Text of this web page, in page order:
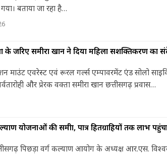
बताया जा रहा है…
के जरिए समीरा खान ने दिया महिला सशक्तिकरण का
माउंट एवरेस्ट एवं रूरल गर्ल्स एम्पावरमेंट एंड सोलो
और प्रेरक वक्ता समीरा खान छत्तीसगढ़ प्रवास…
योजनाओं की समीक्षा, पात्र हितग्राहियों तक लाभ
पिछड़ा वर्ग कल्याण आयोग के अध्यक्ष आर.एस.